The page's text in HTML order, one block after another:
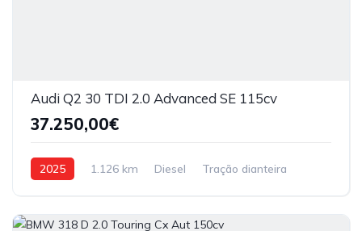
Audi Q2 30 TDI 2.0 Advanced SE 115cv
37.250,00€
2025 1.126 km Diesel Tração dianteira